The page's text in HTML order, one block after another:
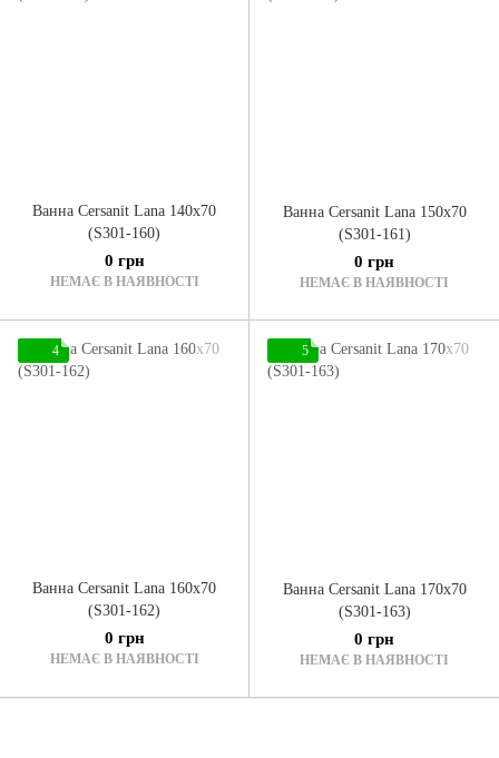
Ванна Cersanit Lana 140x70
(S301-160)
0 грн
НЕМАЄ В НАЯВНОСТІ
Ванна Cersanit Lana 150x70
(S301-161)
0 грн
НЕМАЄ В НАЯВНОСТІ
4
Ванна Cersanit Lana 160x70
(S301-162)
0 грн
НЕМАЄ В НАЯВНОСТІ
5
Ванна Cersanit Lana 170x70
(S301-163)
0 грн
НЕМАЄ В НАЯВНОСТІ